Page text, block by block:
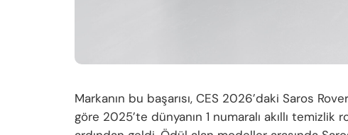
Markanın bu başarısı, CES 2026’daki Saros
göre 2025’te dünyanın 1 numaralı akıllı